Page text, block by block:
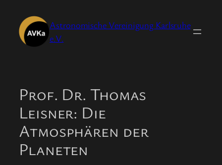
Inhalt
springen
Astronomische Vereinigung Karlsruhe
e.V.
Prof. Dr. Thomas
Leisner: Die
Atmosphären der
Planeten